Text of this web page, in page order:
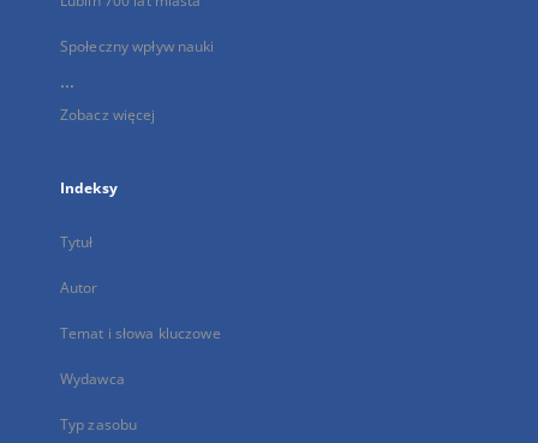
Społeczny wpływ nauki
...
Zobacz więcej
Indeksy
Tytuł
Autor
Temat i słowa kluczowe
Wydawca
Typ zasobu